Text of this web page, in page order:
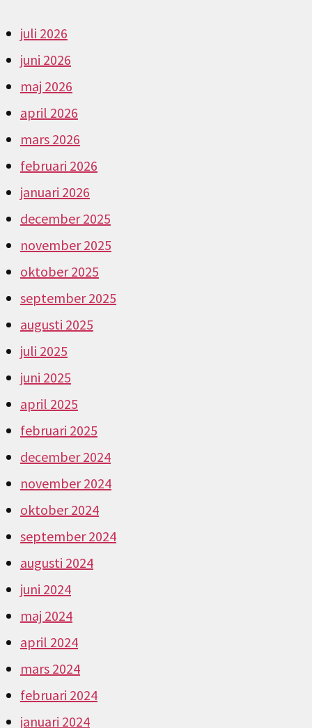
juli 2026
juni 2026
maj 2026
april 2026
mars 2026
februari 2026
januari 2026
december 2025
november 2025
oktober 2025
september 2025
augusti 2025
juli 2025
juni 2025
april 2025
februari 2025
december 2024
november 2024
oktober 2024
september 2024
augusti 2024
juni 2024
maj 2024
april 2024
mars 2024
februari 2024
januari 2024